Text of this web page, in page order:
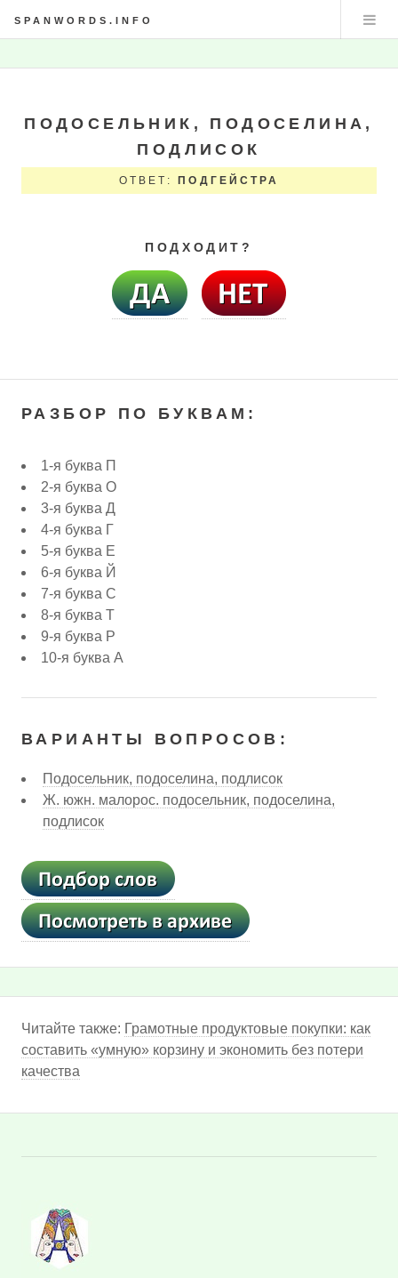
SPANWORDS.INFO
ПОДОСЕЛЬНИК, ПОДОСЕЛИНА,
ПОДЛИСОК
ОТВЕТ: ПОДГЕЙСТРА
ПОДХОДИТ?
РАЗБОР ПО БУКВАМ:
1-я буква П
2-я буква О
3-я буква Д
4-я буква Г
5-я буква Е
6-я буква Й
7-я буква С
8-я буква Т
9-я буква Р
10-я буква А
ВАРИАНТЫ ВОПРОСОВ:
Подосельник, подоселина, подлисок
Ж. южн. малорос. подосельник, подоселина,
подлисок
Читайте также: Грамотные продуктовые покупки: как
составить «умную» корзину и экономить без потери
качества